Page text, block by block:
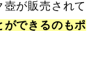
が販売されて
ができるのもポ